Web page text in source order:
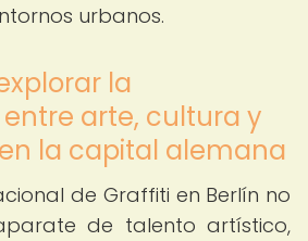
urbanos.
la
arte, cultura y
la capital alemana
de Graffiti en Berlín no
de talento artístico,